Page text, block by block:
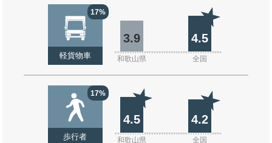
17%
軽貨物車
3.9 4.5
和歌山県 全国
17%
歩行者
4.5 4.2
和歌山県 全国